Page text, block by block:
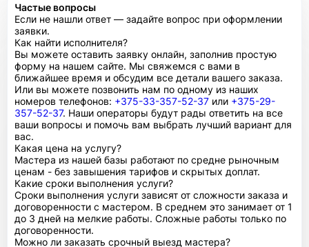
Частые вопросы
Если не нашли ответ — задайте вопрос при оформлении
заявки.
Как найти исполнителя?
Вы можете оставить заявку онлайн, заполнив простую
форму на нашем сайте. Мы свяжемся с вами в
ближайшее время и обсудим все детали вашего заказа.
Или вы можете позвонить нам по одному из наших
номеров телефонов: +375-33-357-52-37 или +375-29-
357-52-37. Наши операторы будут рады ответить на все
ваши вопросы и помочь вам выбрать лучший вариант для
вас.
Какая цена на услугу?
Мастера из нашей базы работают по средне рыночным
ценам - без завышения тарифов и скрытых доплат.
Какие сроки выполнения услуги?
Сроки выполнения услуги зависят от сложности заказа и
договоренности с мастером. В среднем это занимает от 1
до 3 дней на мелкие работы. Сложные работы только по
договоренности.
Можно ли заказать срочный выезд мастера?